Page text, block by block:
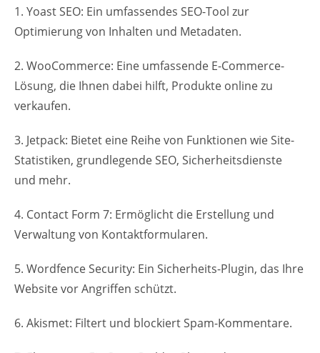
1. Yoast SEO: Ein umfassendes SEO-Tool zur
Optimierung von Inhalten und Metadaten.
2. WooCommerce: Eine umfassende E-Commerce-
Lösung, die Ihnen dabei hilft, Produkte online zu
verkaufen.
3. Jetpack: Bietet eine Reihe von Funktionen wie Site-
Statistiken, grundlegende SEO, Sicherheitsdienste
und mehr.
4. Contact Form 7: Ermöglicht die Erstellung und
Verwaltung von Kontaktformularen.
5. Wordfence Security: Ein Sicherheits-Plugin, das Ihre
Website vor Angriffen schützt.
6. Akismet: Filtert und blockiert Spam-Kommentare.